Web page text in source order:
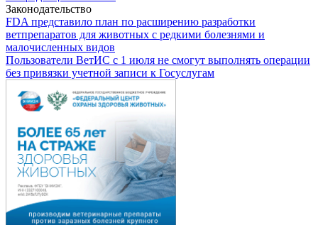
Законодательство
FDA представило план по расширению разработки
ветпрепаратов для животных с редкими болезнями и
малочисленных видов
Пользователи ВетИС с 1 июля не смогут выполнять операции
без привязки учетной записи к Госуслугам